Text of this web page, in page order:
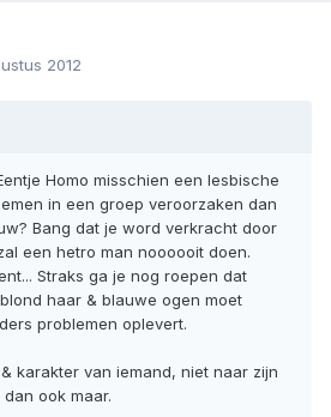
2012
Homo misschien een lesbische
in een groep veroorzaken dan
Bang dat je word verkracht door
een hetro man noooooit doen.
Straks ga je nog roepen dat
haar & blauwe ogen moet
problemen oplevert.
karakter van iemand, niet naar zijn
ook maar.